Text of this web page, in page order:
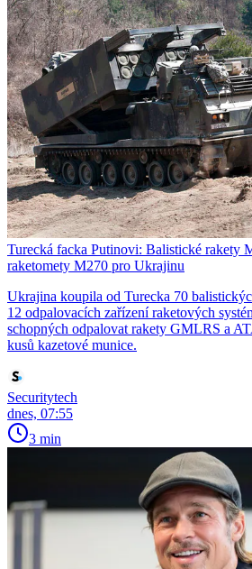
Turecká facka Putinovi: Balistické rakety
raketomety M270 pro Ukrajinu
Ukrajina koupila od Turecka 70
12 odpalovacích zařízení raketových
schopných odpalovat rakety GMLRS a
kusů kazetové munice.
Securitytech
dnes, 07:55
3 min